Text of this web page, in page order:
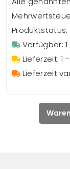
Produktstatus:
Verfügbar:
Lieferzeit: 1
Lieferzeit